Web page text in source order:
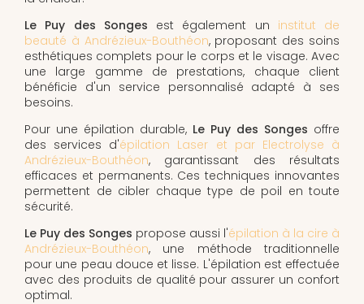
Le Puy des Songes est également un institut de
beauté à Andrézieux-Bouthéon, proposant des soins
esthétiques complets pour le corps et le visage. Avec
une large gamme de prestations, chaque client
bénéficie d'un service personnalisé adapté à ses
besoins.
Pour une épilation durable, Le Puy des Songes offre
des services d'épilation Laser et par Electrolyse à
Andrézieux-Bouthéon, garantissant des résultats
efficaces et permanents. Ces techniques innovantes
permettent de cibler chaque type de poil en toute
sécurité.
Le Puy des Songes propose aussi l'épilation à la cire à
Andrézieux-Bouthéon, une méthode traditionnelle
pour une peau douce et lisse. L'épilation est effectuée
avec des produits de qualité pour assurer un confort
optimal.